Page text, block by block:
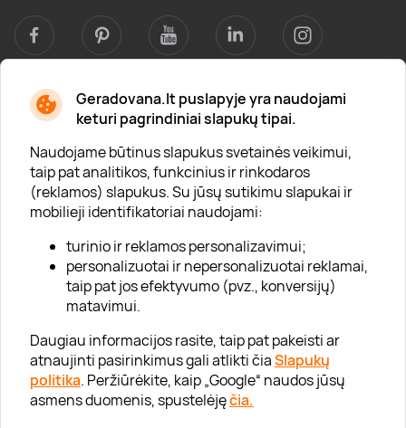
Geradovana.lt puslapyje yra naudojami
keturi pagrindiniai slapukų tipai.
Naudojame būtinus slapukus svetainės veikimui,
taip pat analitikos, funkcinius ir rinkodaros
(reklamos) slapukus. Su jūsų sutikimu slapukai ir
mobilieji identifikatoriai naudojami:
turinio ir reklamos personalizavimui;
personalizuotai ir nepersonalizuotai reklamai,
taip pat jos efektyvumo (pvz., konversijų)
matavimui.
Daugiau informacijos rasite, taip pat pakeisti ar
atnaujinti pasirinkimus gali atlikti čiaSlapukų
politika. Peržiūrėkite, kaip „Google“ naudos jūsų
asmens duomenis, spustelėjęčia.
Apie mus
Apie „Gera Dovana“
Lojalumo klubas
Karjera
Visi partneriai
Kontaktai
Tinklaraštis
Informacija